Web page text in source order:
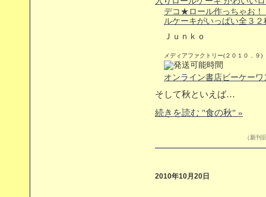
デコ★ロール作っちゃお！
ルケーキがいっぱい全３２
Ｊｕｎｋｏ
メディアファクトリー(２０１０．９)
オンライン書店ビーケー
そして秋といえば…
続きを読む "食の秋" »
（新
2010年10月20日